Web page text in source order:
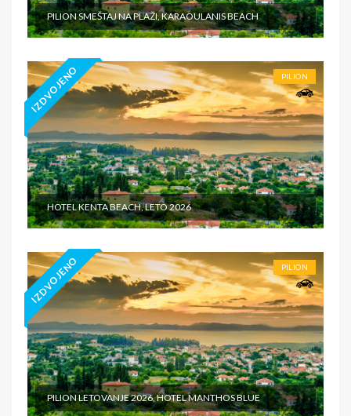
PILION SMEŠTAJ NA PLAŽI, KARAOULANIS BEACH
IZDVOJENO PILION
HOTEL KENTA BEACH, LETO 2026
IZDVOJENO PILION
PILION LETOVANJE 2026, HOTEL MANTHOS BLUE